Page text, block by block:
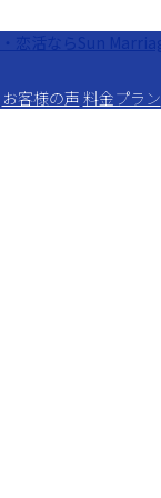
お客様の声 料金プラン